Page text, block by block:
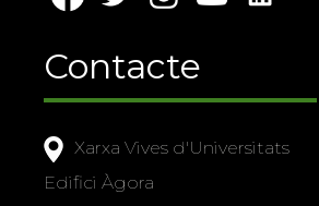
Contacte
Xarxa Vives d'Universitats
Edifici Àgora